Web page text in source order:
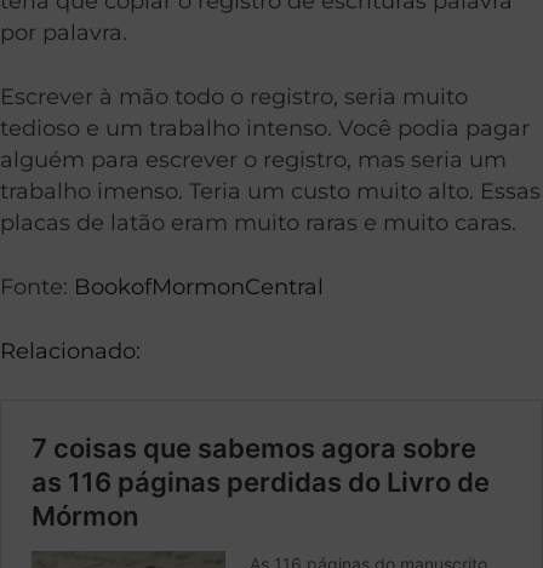
por palavra.
Escrever à mão todo o registro, seria muito
tedioso e um trabalho intenso. Você podia pagar
alguém para escrever o registro, mas seria um
trabalho imenso. Teria um custo muito alto. Essas
placas de latão eram muito raras e muito caras.
Fonte: BookofMormonCentral
Relacionado: